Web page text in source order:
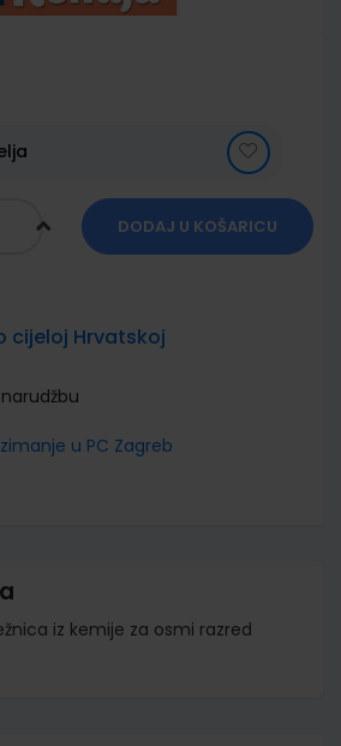
DODAJ U KOŠARICU
cijeloj Hrvatskoj
u PC Zagreb
iz kemije za osmi razred